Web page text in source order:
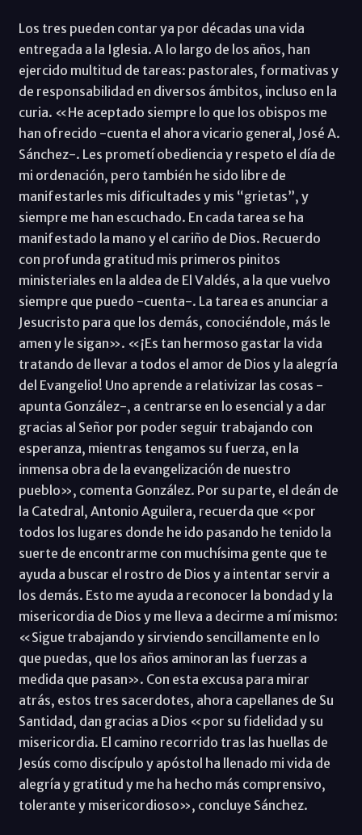
Los tres pueden contar ya por décadas una vida
entregada a la Iglesia. A lo largo de los años, han
ejercido multitud de tareas: pastorales, formativas y
de responsabilidad en diversos ámbitos, incluso en la
curia. «He aceptado siempre lo que los obispos me
han ofrecido -cuenta el ahora vicario general, José A.
Sánchez-. Les prometí obediencia y respeto el día de
mi ordenación, pero también he sido libre de
manifestarles mis dificultades y mis “grietas”, y
siempre me han escuchado. En cada tarea se ha
manifestado la mano y el cariño de Dios. Recuerdo
con profunda gratitud mis primeros pinitos
ministeriales en la aldea de El Valdés, a la que vuelvo
siempre que puedo -cuenta-. La tarea es anunciar a
Jesucristo para que los demás, conociéndole, más le
amen y le sigan». «¡Es tan hermoso gastar la vida
tratando de llevar a todos el amor de Dios y la alegría
del Evangelio! Uno aprende a relativizar las cosas -
apunta González-, a centrarse en lo esencial y a dar
gracias al Señor por poder seguir trabajando con
esperanza, mientras tengamos su fuerza, en la
inmensa obra de la evangelización de nuestro
pueblo», comenta González. Por su parte, el deán de
la Catedral, Antonio Aguilera, recuerda que «por
todos los lugares donde he ido pasando he tenido la
suerte de encontrarme con muchísima gente que te
ayuda a buscar el rostro de Dios y a intentar servir a
los demás. Esto me ayuda a reconocer la bondad y la
misericordia de Dios y me lleva a decirme a mí mismo:
«Sigue trabajando y sirviendo sencillamente en lo
que puedas, que los años aminoran las fuerzas a
medida que pasan». Con esta excusa para mirar
atrás, estos tres sacerdotes, ahora capellanes de Su
Santidad, dan gracias a Dios «por su fidelidad y su
misericordia. El camino recorrido tras las huellas de
Jesús como discípulo y apóstol ha llenado mi vida de
alegría y gratitud y me ha hecho más comprensivo,
tolerante y misericordioso», concluye Sánchez.